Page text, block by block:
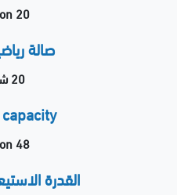
20 person
صالة
20 شخص
48 person
القدرة